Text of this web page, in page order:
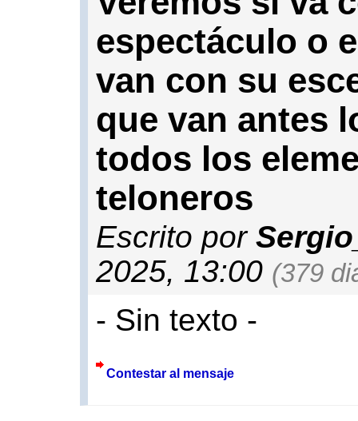
espectáculo o
van con su
que van antes
todos los
teloneros
Escrito por
2025, 13:00 (379
- Sin texto -
Contestar al mensaje